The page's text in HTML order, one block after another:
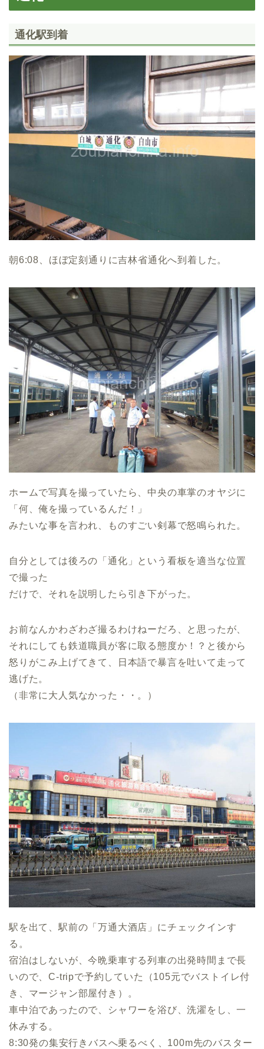
通化駅到着
朝6:08、ほぼ定刻通りに吉林省通化へ到着した。
ホームで写真を撮っていたら、中央の車掌のオヤジに
「何、俺を撮っているんだ！」
みたいな事を言われ、ものすごい剣幕で怒鳴られた。
自分としては後ろの「通化」という看板を適当な位置
で撮った
だけで、それを説明したら引き下がった。
お前なんかわざわざ撮るわけねーだろ、と思ったが、
それにしても鉄道職員が客に取る態度か！？と後から
怒りがこみ上げてきて、日本語で暴言を吐いて走って
逃げた。
（非常に大人気なかった・・。）
駅を出て、駅前の「万通大酒店」にチェックインす
る。
宿泊はしないが、今晩乗車する列車の出発時間まで長
いので、C-tripで予約していた（105元でバストイレ付
き、マージャン部屋付き）。
車中泊であったので、シャワーを浴び、洗濯をし、一
休みする。
8:30発の集安行きバスへ乗るべく、100m先のバスター